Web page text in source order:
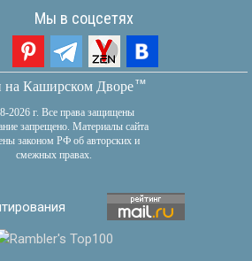
Мы в соцсетях
на Каширском Дворетм
2026 г. Все права защищены
запрещено. Материалы сайта
законом РФ об авторских и
смежных правах.